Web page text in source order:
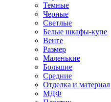
Темные
Черные
Светлые
Белые шкафы-купе
Венге
Размер
Маленькие
Большие
Средние
Отделка и материал
МДФ